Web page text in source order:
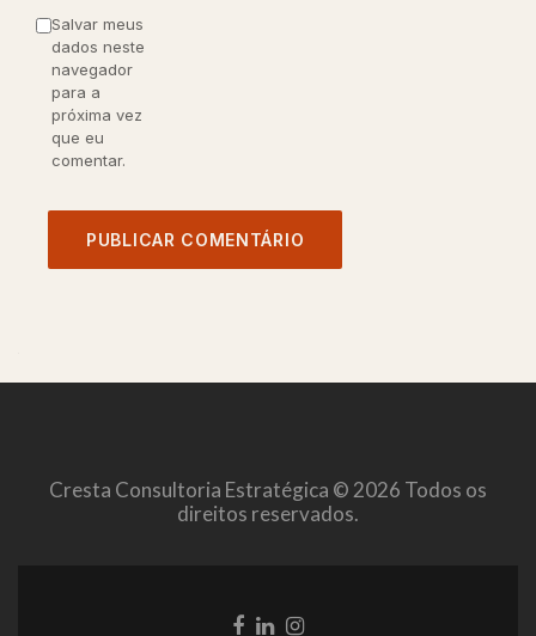
Salvar meus
dados neste
navegador
para a
próxima vez
que eu
comentar.
Cresta Consultoria Estratégica © 2026 Todos os
direitos reservados.
LinkLinkLink